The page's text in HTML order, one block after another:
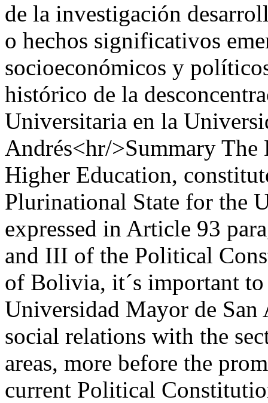
de la investigación
o hechos significativos
socioeconómicos y
histórico de la
Universitaria en la
Andrés<hr/>Summary
Higher Education,
Plurinational State for the
expressed in Article 93
and III of the Political
of Bolivia, it´s important
Universidad Mayor de
social relations with the
areas, more before the
current Political